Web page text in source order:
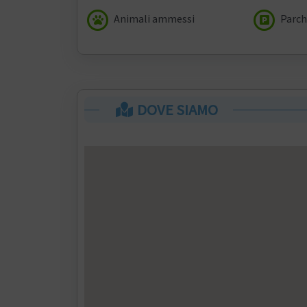
Animali ammessi
DOVE SIAMO